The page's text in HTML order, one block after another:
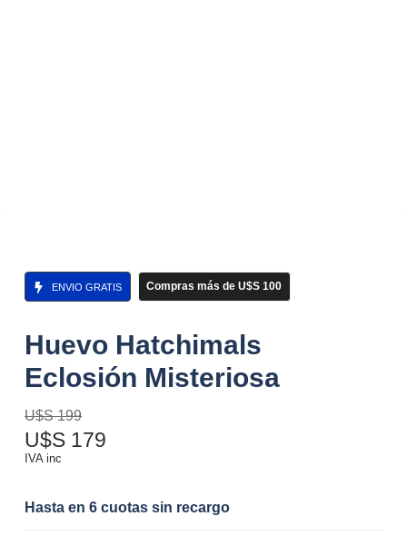
ENVIO GRATIS Compras más de U$S 100
Huevo Hatchimals
Eclosión Misteriosa
U$S199
U$S 179
IVA inc
Hasta en 6 cuotas sin recargo